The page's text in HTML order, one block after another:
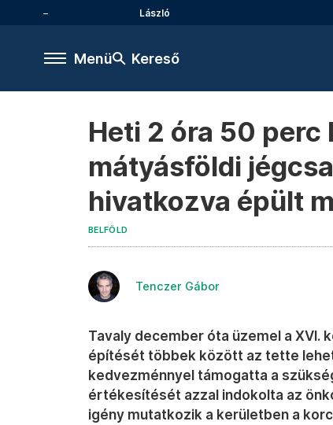
László
Menü Kereső
Heti 2 óra 50 perc
mátyásföldi
hivatkozva épült
BELFÖLD
Tenczer Gábor
Tavaly december óta üzemel a XVI.
építését többek között az tette
kedvezménnyel támogatta a
értékesítését azzal indokolta az
igény mutatkozik a kerületben a